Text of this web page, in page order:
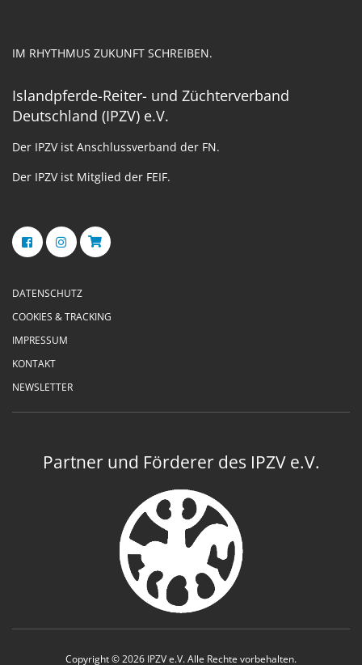
IM RHYTHMUS ZUKUNFT SCHREIBEN.
Islandpferde-Reiter- und Züchterverband
Deutschland (IPZV) e.V.
Der IPZV ist Anschlussverband der FN.
Der IPZV ist Mitglied der FEIF.
DATENSCHUTZ
COOKIES & TRACKING
IMPRESSUM
KONTAKT
NEWSLETTER
Partner und Förderer des IPZV e.V.
Copyright © 2026 IPZV e.V. Alle Rechte vorbehalten.